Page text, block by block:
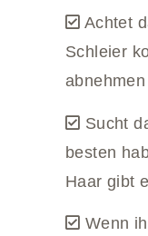
Achtet
Schleier
Sucht
besten
Haar gibt
Wenn